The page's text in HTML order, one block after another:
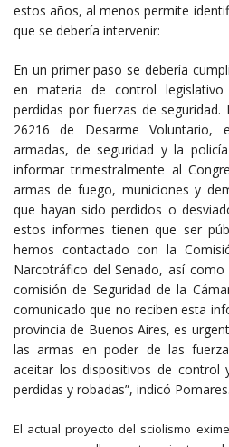
estos años, al menos permite
que se debería intervenir:
En un primer paso se debería
en materia de control
perdidas por fuerzas de seguridad.
26216 de Desarme Voluntario,
armadas, de seguridad y la
informar trimestralmente al
armas de fuego, municiones y
que hayan sido perdidos o
estos informes tienen que ser
hemos contactado con la
Narcotráfico del Senado, así
comisión de Seguridad de la
comunicado que no reciben esta
provincia de Buenos Aires, es
las armas en poder de las
aceitar los dispositivos de control
perdidas y robadas”, indicó Pomares.
El actual proyecto del sciolismo